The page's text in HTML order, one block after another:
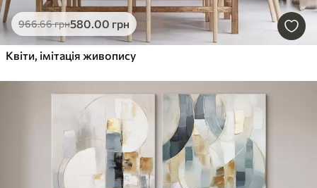
966.66грн580.00 грн
Квіти, імітація живопису